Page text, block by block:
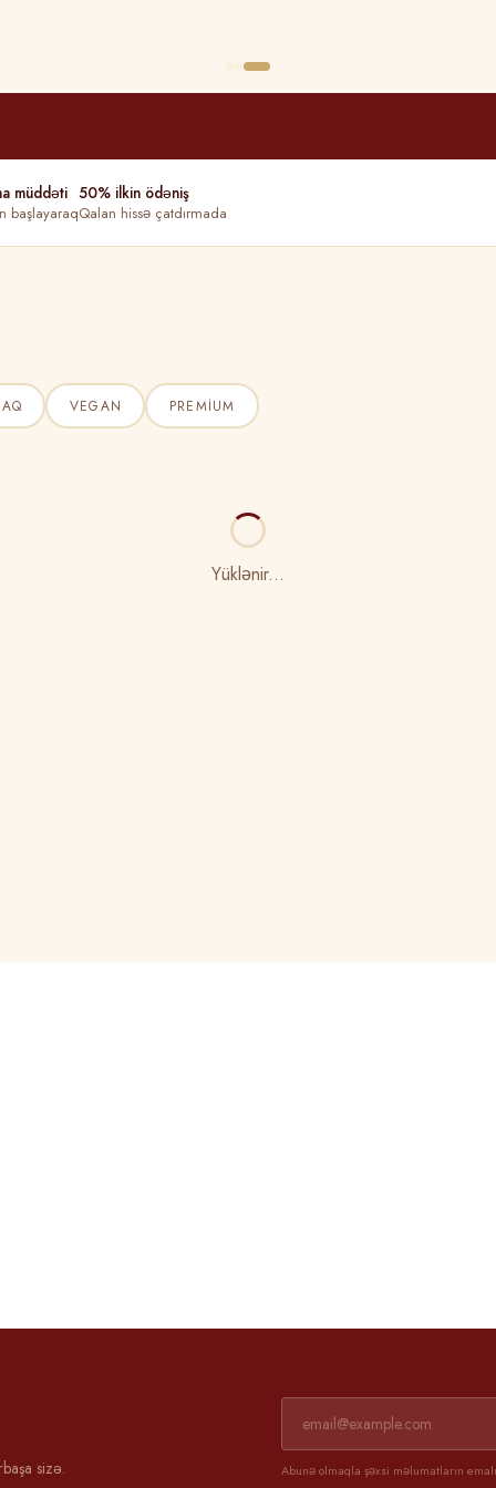
müddəti
başlayaraq
50% ilkin ödəniş
Qalan hissə çatdırmada
VEGAN PREMIUM
Yüklənir...
sizə. Abunə olmaqla şəxsi məlumatların